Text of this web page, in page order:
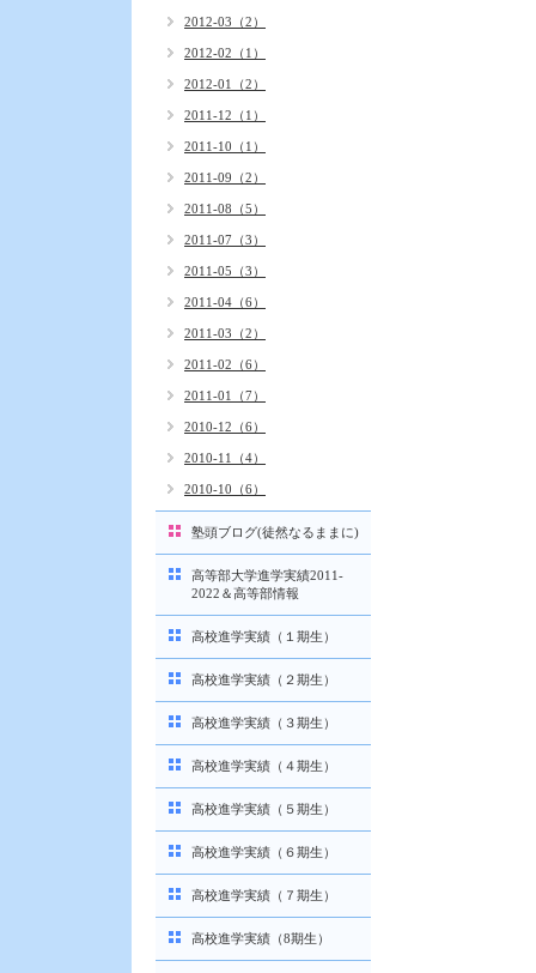
2012-03（2）
2012-02（1）
2012-01（2）
2011-12（1）
2011-10（1）
2011-09（2）
2011-08（5）
2011-07（3）
2011-05（3）
2011-04（6）
2011-03（2）
2011-02（6）
2011-01（7）
2010-12（6）
2010-11（4）
2010-10（6）
塾頭ブログ(徒然なるままに)
高等部大学進学実績2011-
2022＆高等部情報
高校進学実績（１期生）
高校進学実績（２期生）
高校進学実績（３期生）
高校進学実績（４期生）
高校進学実績（５期生）
高校進学実績（６期生）
高校進学実績（７期生）
高校進学実績（8期生）